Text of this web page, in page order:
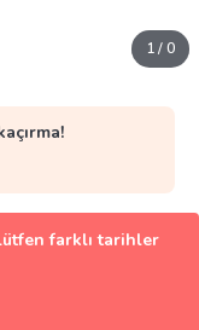
1/0
farklı tarihler